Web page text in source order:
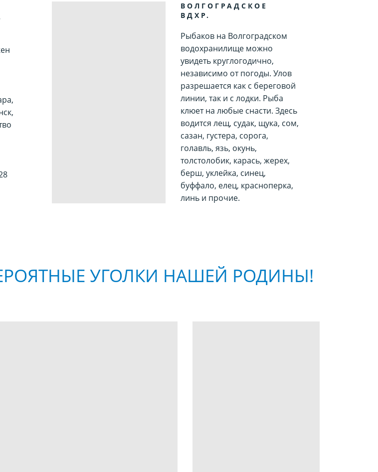
ВОЛГОГРАДСКОЕ
ВДХР.
Рыбаков на Волгоградском
водохранилище можно
увидеть круглогодично,
независимо от погоды. Улов
разрешается как с береговой
линии, так и с лодки. Рыба
клюет на любые снасти. Здесь
водится лещ, судак, щука, сом,
сазан, густера, сорога,
голавль, язь, окунь,
толстолобик, карась, жерех,
берш, уклейка, синец,
буффало, елец, красноперка,
линь и прочие.
УГОЛКИ НАШЕЙ РОДИНЫ!